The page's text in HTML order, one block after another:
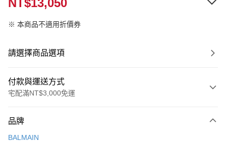
NT$13,050
※ 本商品不適用折價券
請選擇商品選項
付款與運送方式
宅配滿NT$3,000免運
信用卡一次付款
品牌
BALMAIN